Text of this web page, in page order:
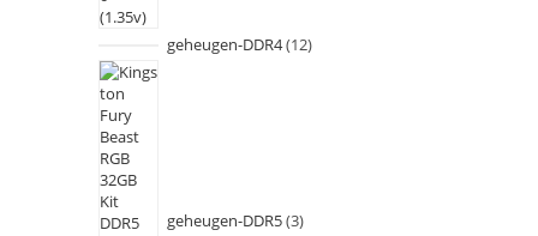
geheugen-DDR4 12
geheugen-DDR5 3